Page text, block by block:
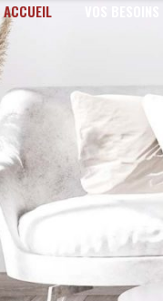
ACCUEIL